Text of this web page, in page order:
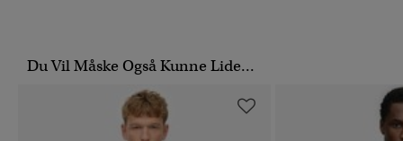
Du Vil Måske Også Kunne Lide...